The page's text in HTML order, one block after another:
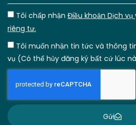
Tôi chấp nhận Điều khoản Dịch vụ
riêng tư.
Tôi muốn nhận tin tức và thông
vụ (Có thể hủy đăng ký bất cứ lúc
Gửi